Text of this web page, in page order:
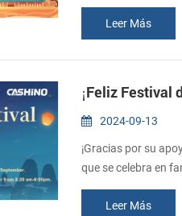
Lamento no poder
que todo vaya
un mensaje y le
Leer Más
¡Feliz Festival
2024-09-13
¡Gracias por su
que se celebra en
17 de septiembre).
productos, por
Leer Más